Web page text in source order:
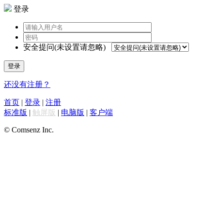
登录
安全提问(未设置请忽略)
登录
还没有注册？
首页 | 登录 | 注册
标准版 | 触屏版 | 电脑版 | 客户端
© Comsenz Inc.